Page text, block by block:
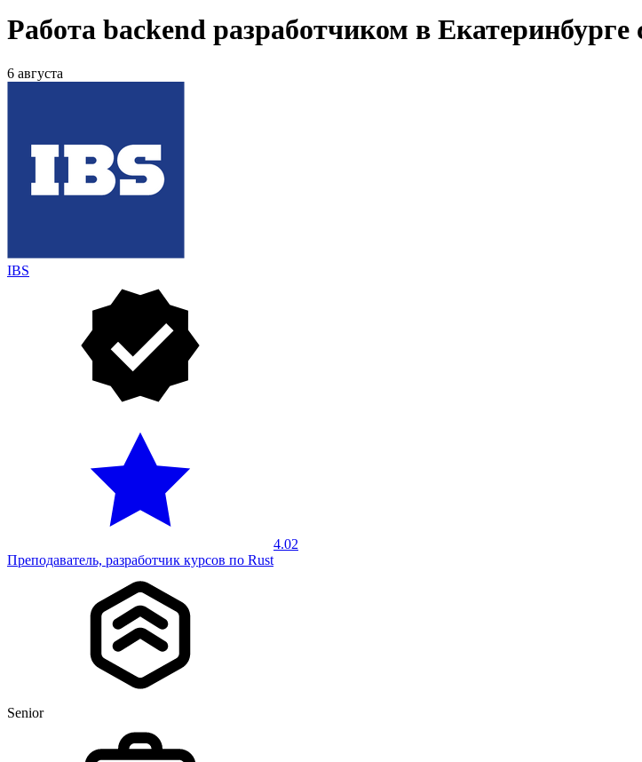
Работа backend разработчиком в Екатеринбурге
6 августа
IBS
4.02
Преподаватель, разработчик курсов по Rust
Senior